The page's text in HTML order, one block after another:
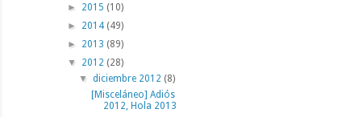
► 2015 (10)
► 2014 (49)
► 2013 (89)
▼ 2012 (28)
▼diciembre 2012 (8)
[Misceláneo] Adiós
2012, Hola 2013